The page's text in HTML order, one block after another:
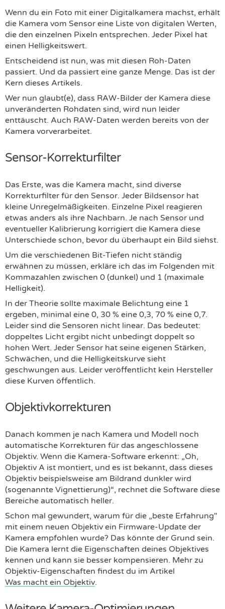
Wenn du ein Foto mit einer Digitalkamera machst, erhält
die Kamera vom Sensor eine Liste von digitalen Werten,
die den einzelnen Pixeln entsprechen. Jeder Pixel hat
einen Helligkeitswert.
Entscheidend ist nun, was mit diesen Roh-Daten
passiert. Und da passiert eine ganze Menge. Das ist der
Kern dieses Artikels.
Wer nun glaubt(e), dass RAW-Bilder der Kamera diese
unveränderten Rohdaten sind, wird nun leider
enttäuscht. Auch RAW-Daten werden bereits von der
Kamera vorverarbeitet.
Sensor-Korrekturfilter
Das Erste, was die Kamera macht, sind diverse
Korrekturfilter für den Sensor. Jeder Bildsensor hat
kleine Unregelmäßigkeiten. Einzelne Pixel reagieren
etwas anders als ihre Nachbarn. Je nach Sensor und
eventueller Kalibrierung korrigiert die Kamera diese
Unterschiede schon, bevor du überhaupt ein Bild siehst.
Um die verschiedenen Bit-Tiefen nicht ständig
erwähnen zu müssen, erkläre ich das im Folgenden mit
Kommazahlen zwischen 0 (dunkel) und 1 (maximale
Helligkeit).
In der Theorie sollte maximale Belichtung eine 1
ergeben, minimal eine 0, 30 % eine 0,3, 70 % eine 0,7.
Leider sind die Sensoren nicht linear. Das bedeutet:
doppeltes Licht ergibt nicht unbedingt doppelt so
hohen Wert. Jeder Sensor hat seine eigenen Stärken,
Schwächen, und die Helligkeitskurve sieht
geschwungen aus. Leider veröffentlicht kein Hersteller
diese Kurven öffentlich.
Objektivkorrekturen
Danach kommen je nach Kamera und Modell noch
automatische Korrekturen für das angeschlossene
Objektiv. Wenn die Kamera-Software erkennt: „Oh,
Objektiv A ist montiert, und es ist bekannt, dass dieses
Objektiv beispielsweise am Bildrand dunkler wird
(sogenannte Vignettierung)“, rechnet die Software diese
Bereiche automatisch heller.
Schon mal gewundert, warum für die „beste Erfahrung"
mit einem neuen Objektiv ein Firmware-Update der
Kamera empfohlen wurde? Das könnte der Grund sein.
Die Kamera lernt die Eigenschaften deines Objektives
kennen und kann sie besser kompensieren. Mehr zu
Objektiv-Eigenschaften findest du im Artikel
Was macht ein Objektiv.